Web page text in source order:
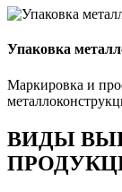
Упаковка
Маркировка и
ВИДЫ